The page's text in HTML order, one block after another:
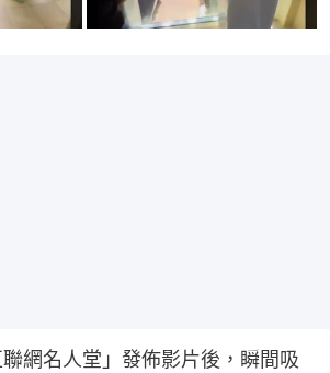
網名人堂」發佈影片後，瞬間吸